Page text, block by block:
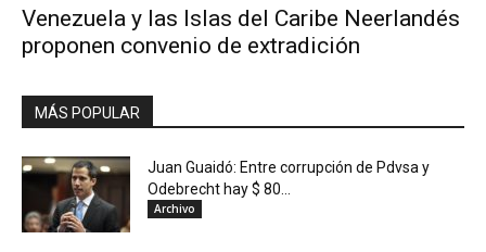
Venezuela y las Islas del Caribe Neerlandés
proponen convenio de extradición
MÁS POPULAR
Juan Guaidó: Entre corrupción de Pdvsa y
Odebrecht hay $ 80...
Archivo